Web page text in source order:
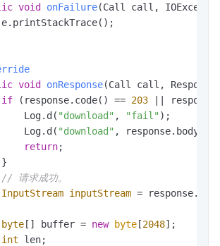
void onFailure(Call call,
void onResponse(Call call, Response
if (response.code() == 203 ||
Log.d(
"download" , "fail" );
Log.d(
"download" ,
return;
// 请求成功。
InputStream inputStream =
byte [] buffer = new byte [2048];
int len;